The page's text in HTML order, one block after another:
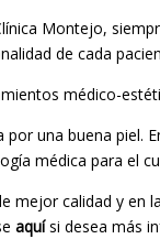
Montejo,
de cada
médico-
una buena piel.
médica para el
mejor calidad y en
aquísi desea más